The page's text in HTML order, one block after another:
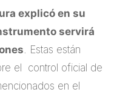
explicó en su
servirá
. Estas están
el control oficial de
en el